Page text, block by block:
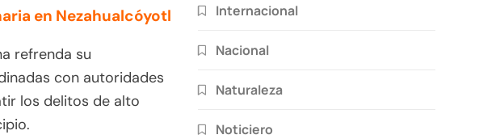
en Nezahualcóyotl
refrenda su
con autoridades
los delitos de alto
Internacional
Nacional
Naturaleza
Noticiero